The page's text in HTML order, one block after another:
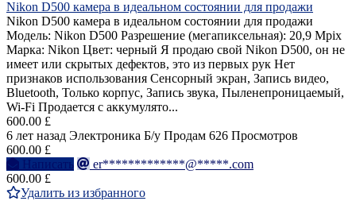
Nikon D500 камера в идеальном состоянии для продажи
Nikon D500 камера в идеальном состоянии для продажи
Модель: Nikon D500 Разрешение (мегапиксельная): 20,9 Mpix
Марка: Nikon Цвет: черный Я продаю свой Nikon D500, он не
имеет или скрытых дефектов, это из первых рук Нет
признаков использования Сенсорный экран, Запись видео,
Bluetooth, Только корпус, Запись звука, Пыленепроницаемый,
Wi-Fi Продается с аккумулято...
600.00 £
6 лет назад Электроника Б/у Продам 626 Просмотров
600.00 £
Написать
er*************@*****.com
600.00 £
Удалить из избранного